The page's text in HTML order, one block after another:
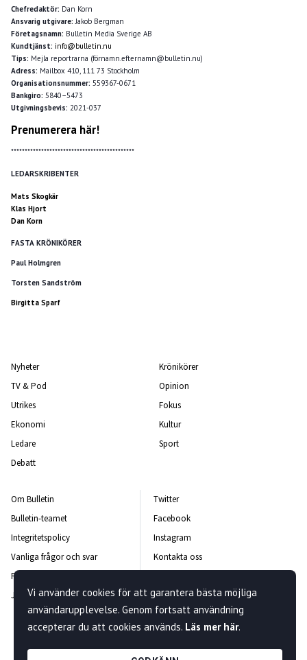
Chefredaktör: Dan Korn
Ansvarig utgivare:Jakob Bergman
Företagsnamn: Bulletin Media Sverige AB
Kundtjänst: info@bulletin.nu
Tips: Mejla reportrarna (förnamn.efternamn@bulletin.nu)
Adress: Mailbox 410, 111 73 Stockholm
Organisationsnummer: 559367-0671
Bankgiro: 5840–5473
Utgivningsbevis: 2021-037
Prenumerera här!
*********************************************
LEDARSKRIBENTER
Mats Skogkär
Klas Hjort
Dan Korn
FASTA KRÖNIKÖRER
Paul Holmgren
Torsten Sandström
Birgitta Sparf
Nyheter
TV & Pod
Utrikes
Ekonomi
Ledare
Debatt
Krönikörer
Opinion
Fokus
Kultur
Sport
Om Bulletin
Bulletin-teamet
Integritetspolicy
Vanliga frågor och svar
Rättelsepolicy
Jobba hos oss
Twitter
Facebook
Instagram
Kontakta oss
Vi använder cookies för att garantera bästa möjliga
användarupplevelse. Genom fortsatt användning
accepterar du att cookies används. Läs mer här.